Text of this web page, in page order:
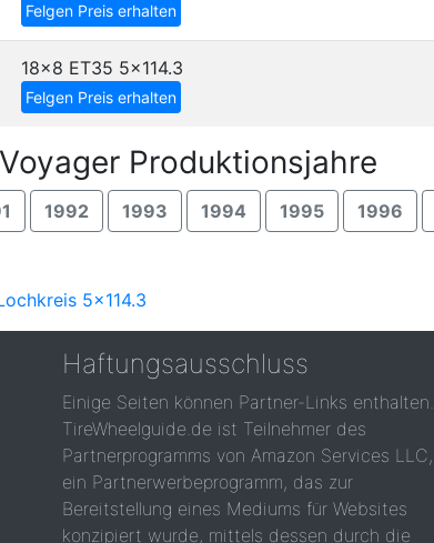
Felgen Preis erhalten
18x8 ET35 5x114.3
Felgen Preis erhalten
Produktionsjahre
1992 1993 1994 1995 1996
5x114.3
Haftungsausschluss
Einige Seiten können Partner-Links enthalten.
TireWheelguide.de ist Teilnehmer des
Partnerprogramms von Amazon Services LLC,
ein Partnerwerbeprogramm, das zur
Bereitstellung eines Mediums für Websites
konzipiert wurde, mittels dessen durch die